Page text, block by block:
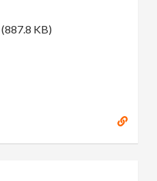
(887.8 KB)